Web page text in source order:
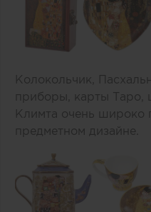
Колокольчик,
приборы, карты Таро,
Климта очень широко
предметном дизайне.